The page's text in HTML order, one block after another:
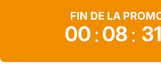
FIN DE LA
00:08: 31